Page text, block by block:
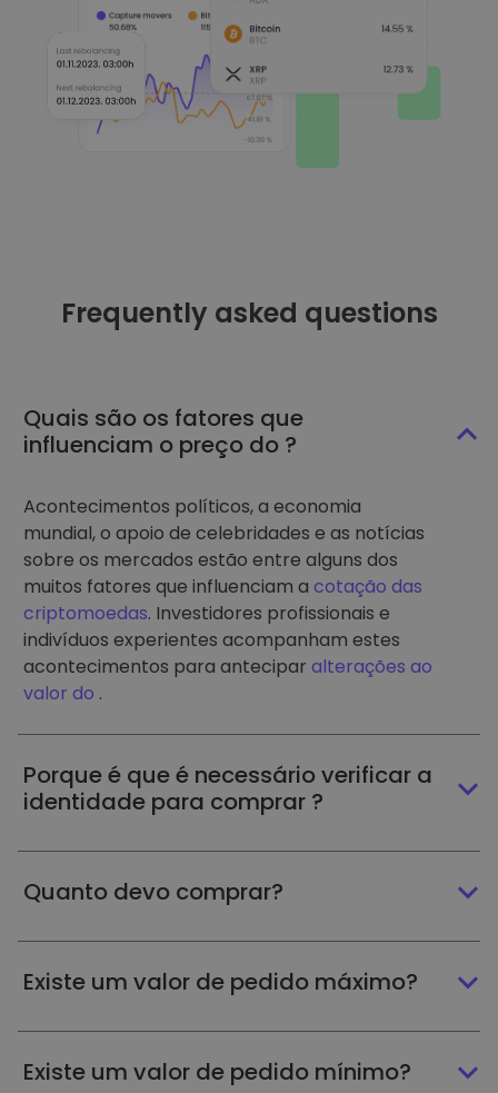
Frequently asked questions
Quais são os fatores que
influenciam o preço do ?
Acontecimentos políticos, a economia
mundial, o apoio de celebridades e as notícias
sobre os mercados estão entre alguns dos
muitos fatores que influenciam a cotação das
criptomoedas. Investidores profissionais e
indivíduos experientes acompanham estes
acontecimentos para antecipar alterações ao
valor do .
Porque é que é necessário verificar a
identidade para comprar ?
Quanto devo comprar?
Existe um valor de pedido máximo?
Existe um valor de pedido mínimo?